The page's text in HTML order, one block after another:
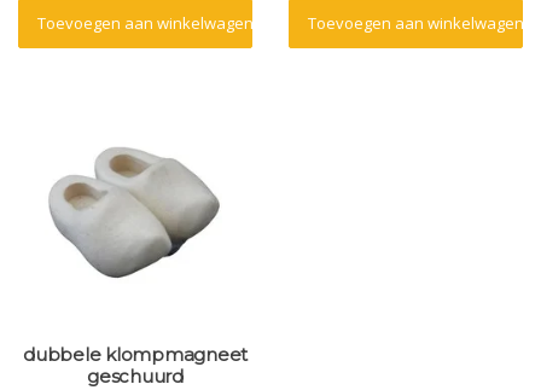
Toevoegen aan winkelwagen Toevoegen aan winkelwagen
dubbele klompmagneet
geschuurd